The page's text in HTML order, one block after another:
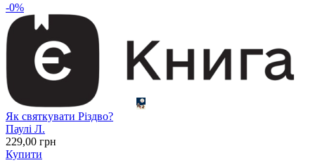
-0%
Як святкувати Різдво?
Паулі Л.
229,00 грн
Купити